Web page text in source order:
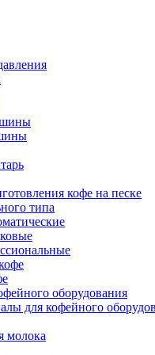
кофе на песке
типа
оборудования
для кофейного
молока